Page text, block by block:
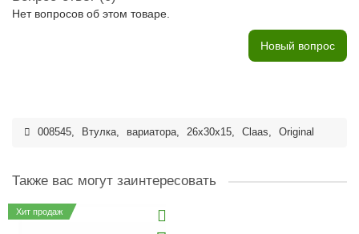
Нет вопросов об этом товаре.
Новый вопрос
008545, Втулка, вариатора, 26x30x15, Claas, Original
Также вас могут заинтересовать
Хит продаж